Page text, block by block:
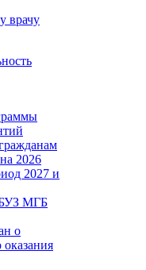
врачу
2026
2027 и
МГБ
о
оказания